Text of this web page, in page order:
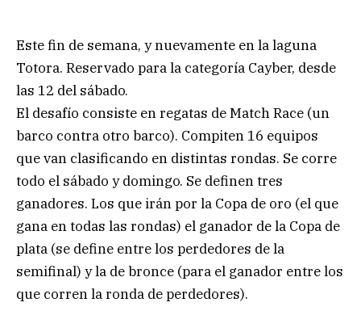
Este fin de semana, y nuevamente en la laguna
Totora. Reservado para la categoría Cayber, desde
las 12 del sábado.
El desafío consiste en regatas de Match Race (un
barco contra otro barco). Compiten 16 equipos
que van clasificando en distintas rondas. Se corre
todo el sábado y domingo. Se definen tres
ganadores. Los que irán por la Copa de oro (el que
gana en todas las rondas) el ganador de la Copa de
plata (se define entre los perdedores de la
semifinal) y la de bronce (para el ganador entre los
que corren la ronda de perdedores).